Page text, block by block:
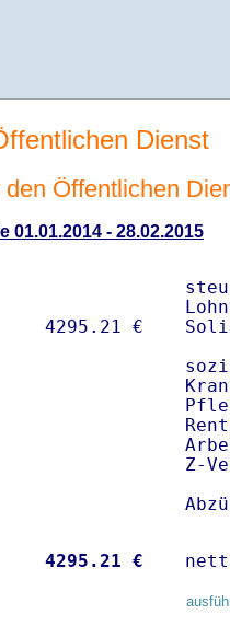
Dienst
Öffentlichen
01.01.2014 - 28.02.2015
Z-
4295.21 €